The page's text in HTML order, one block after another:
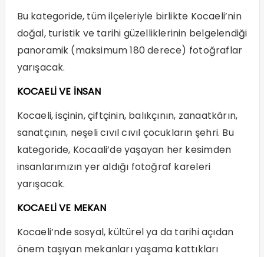
Bu kategoride, tüm ilçeleriyle birlikte Kocaeli’nin
doğal, turistik ve tarihi güzelliklerinin belgelendiği
panoramik (maksimum 180 derece) fotoğraflar
yarışacak.
KOCAELİ VE İNSAN
Kocaeli, isçinin, çiftçinin, balıkçının, zanaatkârın,
sanatçının, neşeli cıvıl cıvıl çocukların şehri. Bu
kategoride, Kocaali’de yaşayan her kesimden
insanlarımızın yer aldığı fotoğraf kareleri
yarışacak.
KOCAELİ VE MEKAN
Kocaeli’nde sosyal, kültürel ya da tarihi açıdan
önem taşıyan mekanları yaşama kattıkları